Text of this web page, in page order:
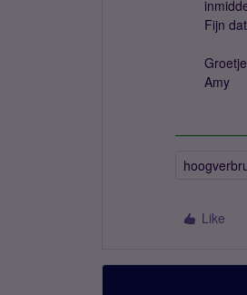
Fijn
Amy
Like